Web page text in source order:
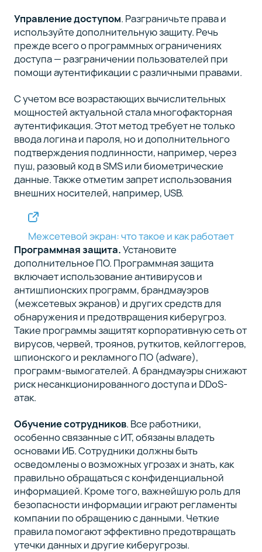
Управление доступом. Разграничьте права и
используйте дополнительную защиту. Речь
прежде всего о программных ограничениях
доступа — разграничении пользователей при
помощи аутентификации с различными правами.
С учетом все возрастающих вычислительных
мощностей актуальной стала многофакторная
аутентификация. Этот метод требует не только
ввода логина и пароля, но и дополнительного
подтверждения подлинности, например, через
пуш, разовый код в SMS или биометрические
данные. Также отметим запрет использования
внешних носителей, например, USB.
Программная защита.Установите
дополнительное ПО. Программная защита
включает использование антивирусов и
антишпионских программ, брандмауэров
(межсетевых экранов) и других средств для
обнаружения и предотвращения киберугроз.
Такие программы защитят корпоративную сеть от
вирусов, червей, троянов, руткитов, кейлоггеров,
шпионского и рекламного ПО (adware),
программ-вымогателей. А брандмауэры снижают
риск несанкционированного доступа и DDoS-
атак.
Межсетевой экран: что такое и как работает
Обучение сотрудников. Все работники,
особенно связанные с ИТ, обязаны владеть
основами ИБ. Сотрудники должны быть
осведомлены о возможных угрозах и знать, как
правильно обращаться с конфиденциальной
информацией. Кроме того, важнейшую роль для
безопасности информации играют регламенты
компании по обращению с данными. Четкие
правила помогают эффективно предотвращать
утечки данных и другие киберугрозы.